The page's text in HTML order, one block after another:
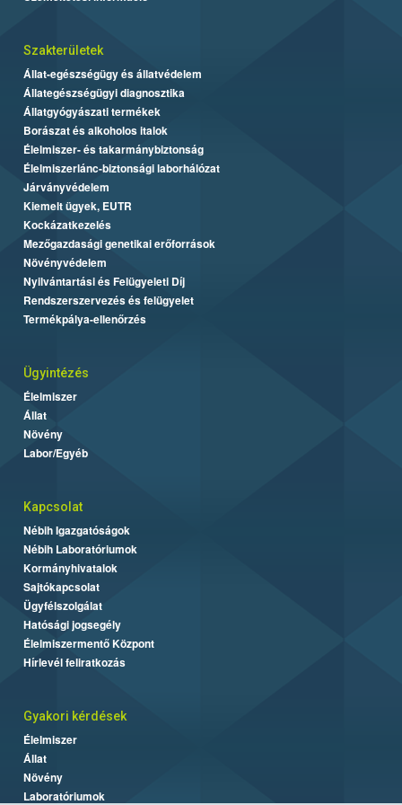
Szakterületek
Állat-egészségügy és állatvédelem
Állategészségügyi diagnosztika
Állatgyógyászati termékek
Borászat és alkoholos italok
Élelmiszer- és takarmánybiztonság
Élelmiszerlánc-biztonsági laborhálózat
Járványvédelem
Kiemelt ügyek, EUTR
Kockázatkezelés
Mezőgazdasági genetikai erőforrások
Növényvédelem
Nyilvántartási és Felügyeleti Díj
Rendszerszervezés és felügyelet
Termékpálya-ellenőrzés
Ügyintézés
Élelmiszer
Állat
Növény
Labor/Egyéb
Kapcsolat
Nébih Igazgatóságok
Nébih Laboratóriumok
Kormányhivatalok
Sajtókapcsolat
Ügyfélszolgálat
Hatósági jogsegély
Élelmiszermentő Központ
Hírlevél feliratkozás
Gyakori kérdések
Élelmiszer
Állat
Növény
Laboratóriumok